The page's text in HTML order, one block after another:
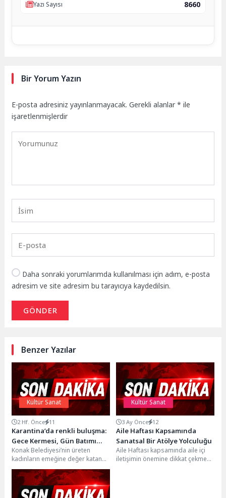
Yazı Sayısı 8660
Bir Yorum Yazın
E-posta adresiniz yayınlanmayacak. Gerekli alanlar* ile
işaretlenmişlerdir
Daha sonraki yorumlarımda kullanılması için adım, e-posta
adresim ve site adresim bu tarayıcıya kaydedilsin.
GÖNDER
Benzer Yazılar
Kültür Sanat
2 Hf. Önce 11
Karantina’da renkli buluşma:
Gece Kermesi, Gün Batımı
Konseri ile taçlandı
Konak Belediyesi’nin üreten
kadınların emeğine değer katan
Gece Kermesi, bu kez Gün Batımı
Konseri’nin coşkusuyla...
Kültür Sanat
3 Ay Önce 12
Aile Haftası Kapsamında
Sanatsal Bir Atölye Yolculuğu
Aile Haftası kapsamında aile içi
iletişimin önemine dikkat çekmek